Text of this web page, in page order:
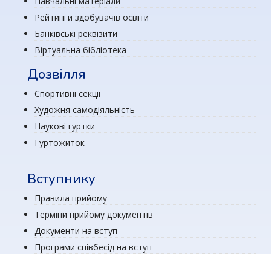
Рейтинги здобувачів освіти
Банківські реквізити
Віртуальна бібліотека
Дозвілля
Спортивні секції
Художня самодіяльність
Наукові гуртки
Гуртожиток
Вступнику
Правила прийому
Терміни прийому документів
Документи на вступ
Програми співбесід на вступ